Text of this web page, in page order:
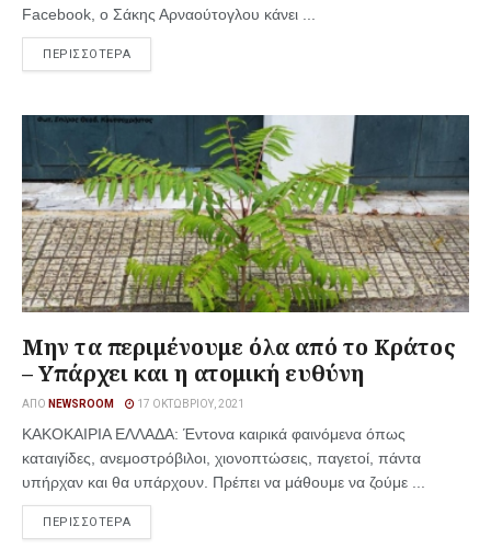
Facebook, ο Σάκης Αρναούτογλου κάνει ...
ΠΕΡΙΣΣΟΤΕΡΑ
Μην τα περιμένουμε όλα από το Κράτος
– Υπάρχει και η ατομική ευθύνη
ΑΠΌ NEWSROOM 17 ΟΚΤΩΒΡΊΟΥ, 2021
ΚΑΚΟΚΑΙΡΙΑ ΕΛΛΑΔΑ: Έντονα καιρικά φαινόμενα όπως
καταιγίδες, ανεμοστρόβιλοι, χιονοπτώσεις, παγετοί, πάντα
υπήρχαν και θα υπάρχουν. Πρέπει να μάθουμε να ζούμε ...
ΠΕΡΙΣΣΟΤΕΡΑ